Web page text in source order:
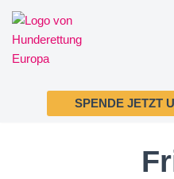
Zum
Inhalt
SPENDE JETZT